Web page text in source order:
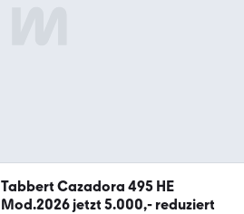
Tabbert Cazadora 495 HE
Mod.2026 jetzt 5.000,- reduziert